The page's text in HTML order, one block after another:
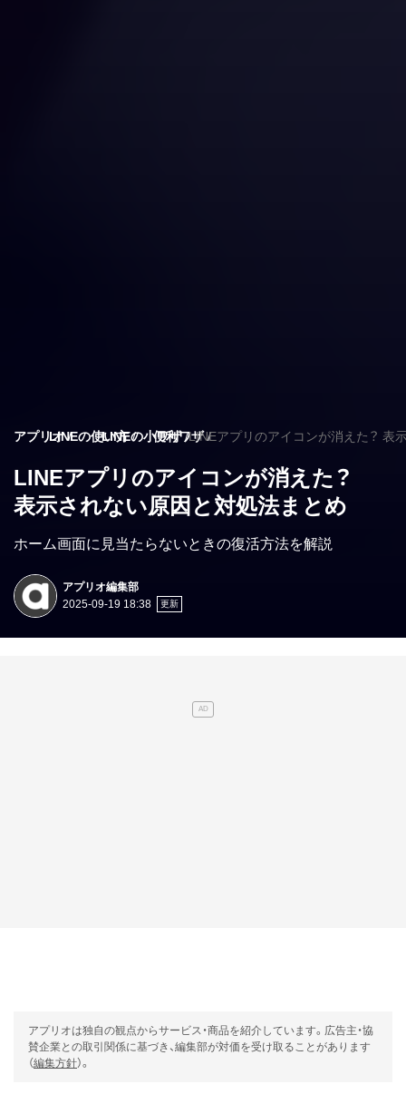
アプリオLINEの使い方LINEの小ワザ
便利ワザLINEアプリのアイコンが消えた？ 表
LINEアプリのアイコンが消えた？
表示されない原因と対処法まとめ
ホーム画面に見当たらないときの復活方法を解説
アプリオ編集部
2025-09-19 18:38
アプリオは独自の観点からサービス・商品を紹介しています。広告主・協
賛企業との取引関係に基づき、編集部が対価を受け取ることがあります
（編集方針）。